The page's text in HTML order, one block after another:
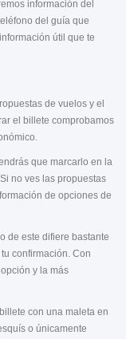
información del
del guía que
útil que te
de vuelos y el
el billete comprobamos
que marcarlo en la
no ves las propuestas
de opciones de
de este difiere bastante
confirmación. Con
y la más
con una maleta en
o únicamente